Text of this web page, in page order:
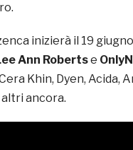
inizierà il 19
Ann Robertse
Khin, Dyen, Acida,
ancora.